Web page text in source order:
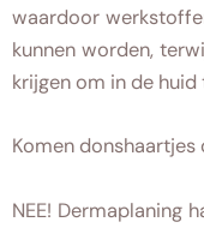
waardoor
kunnen worden,
krijgen om in de huid
Komen
NEE! Dermaplaning